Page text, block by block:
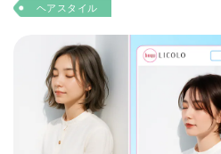
ヘアスタイル